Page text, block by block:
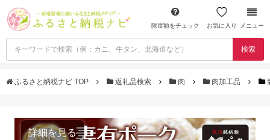
限度額をチェック お気に入り メニュー
検索
ふるさと納税ナビ TOP 返礼品検索 肉 肉加工品
詳細を見る